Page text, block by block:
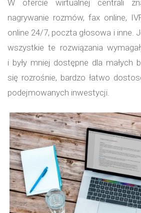
W ofercie wirtualnej centrali
nagrywanie rozmów, fax online,
online 24/7, poczta głosowa i inne.
wszystkie te rozwiązania
i były mniej dostępne dla małych
się rozrośnie, bardzo łatwo
podejmowanych inwestycji.